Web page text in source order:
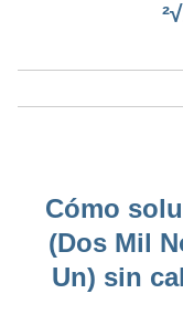
Cómo
(Dos Mil
Un) sin